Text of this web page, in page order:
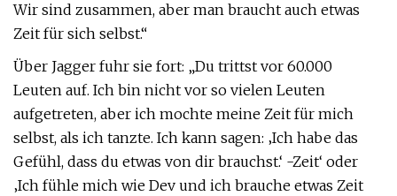
Wir sind zusammen, aber man braucht auch etwas
Zeit für sich selbst.“
Über Jagger fuhr sie fort: „Du trittst vor 60.000
Leuten auf. Ich bin nicht vor so vielen Leuten
aufgetreten, aber ich mochte meine Zeit für mich
selbst, als ich tanzte. Ich kann sagen: ‚Ich habe das
Gefühl, dass du etwas von dir brauchst.‘ -Zeit‘ oder
‚Ich fühle mich wie Dev und ich brauche etwas Zeit